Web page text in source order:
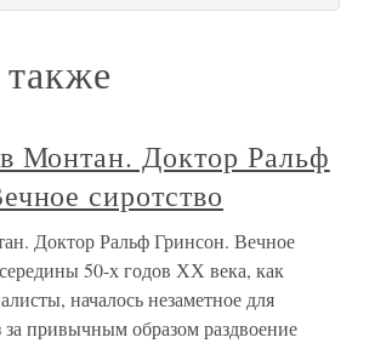
Монтан. Доктор Ральф
сиротство
Доктор Ральф Гринсон. Вечное
50-х годов ХХ века, как
началось незаметное для
за привычным образом раздвоение